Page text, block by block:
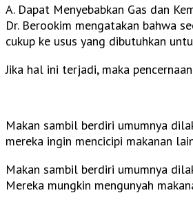
A. Dapat Menyebabkan Gas dan
Dr. Berookim mengatakan bahwa
cukup ke usus yang dibutuhkan
Jika hal ini terjadi, maka
Makan sambil berdiri umumnya
mereka ingin mencicipi makanan
Makan sambil berdiri umumnya
Mereka mungkin mengunyah